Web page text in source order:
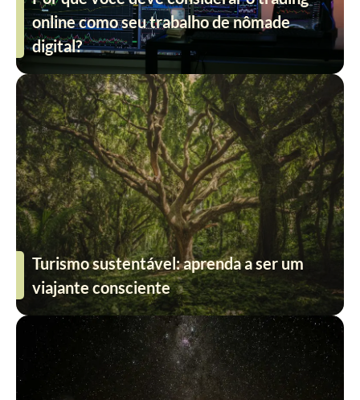
online como seu trabalho de nômade
digital?
Turismo sustentável: aprenda a ser um
viajante consciente